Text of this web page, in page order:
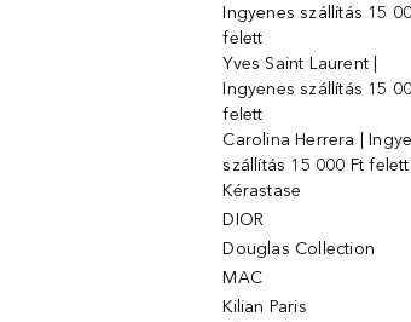
Ingyenes szállítás 15
felett
Yves Saint Laurent |
Ingyenes szállítás 15
felett
Carolina Herrera |
szállítás 15 000 Ft felett
Kérastase
DIOR
Douglas Collection
MAC
Kilian Paris